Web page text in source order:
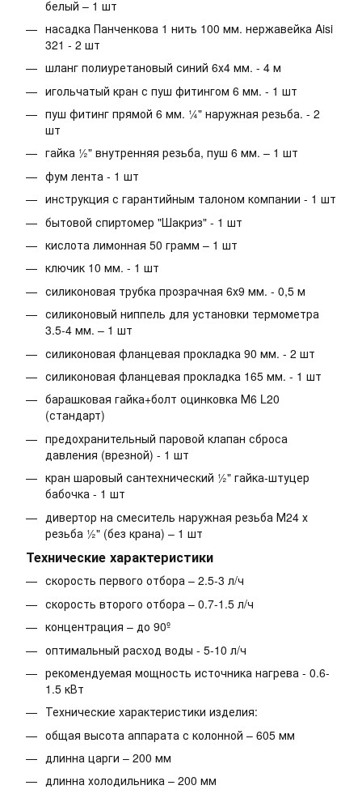
белый – 1 шт
насадка Панченкова 1 нить 100 мм. нержавейка Aisi
321 - 2 шт
шланг полиуретановый синий 6х4 мм. - 4 м
игольчатый кран с пуш фитингом 6 мм. - 1 шт
пуш фитинг прямой 6 мм. ¼" наружная резьба. - 2
шт
гайка ½" внутренняя резьба, пуш 6 мм. – 1 шт
фум лента - 1 шт
инструкция с гарантийным талоном компании - 1 шт
бытовой спиртомер "Шакриз" - 1 шт
кислота лимонная 50 грамм – 1 шт
ключик 10 мм. - 1 шт
силиконовая трубка прозрачная 6х9 мм. - 0,5 м
силиконовый ниппель для установки термометра
3.5-4 мм. – 1 шт
силиконовая фланцевая прокладка 90 мм. - 2 шт
силиконовая фланцевая прокладка 165 мм. - 1 шт
барашковая гайка+болт оцинковка М6 L20
(стандарт)
предохранительный паровой клапан сброса
давления (врезной) - 1 шт
кран шаровый сантехнический ½" гайка-штуцер
бабочка - 1 шт
дивертор на смеситель наружная резьба М24 х
резьба ½" (без крана) – 1 шт
Технические характеристики
скорость первого отбора – 2.5-3 л/ч
скорость второго отбора – 0.7-1.5 л/ч
концентрация – до 90º
оптимальный расход воды - 5-10 л/ч
рекомендуемая мощность источника нагрева - 0.6-
1.5 кВт
Технические характеристики изделия:
общая высота аппарата с колонной – 605 мм
длинна царги – 200 мм
длинна холодильника – 200 мм